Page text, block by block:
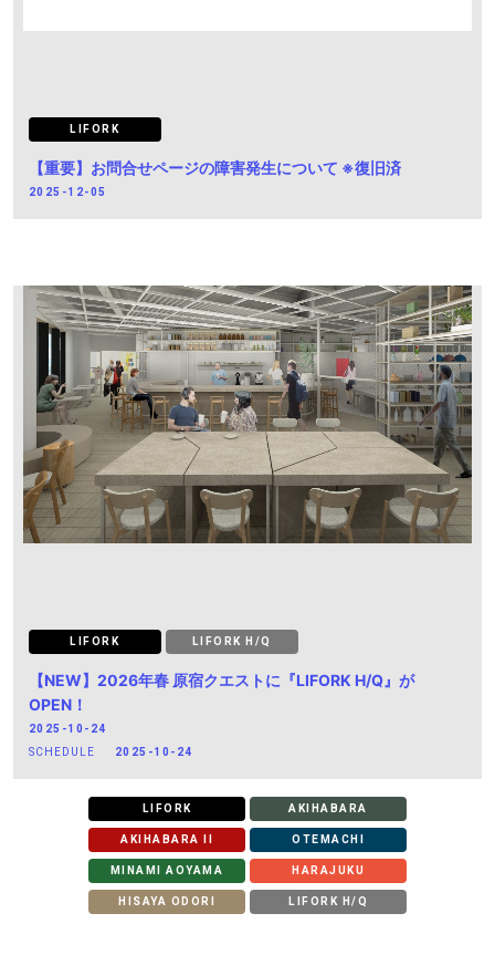
LIFORK
【重要】お問合せページの障害発生について ※復旧済
2025-12-05
LIFORK LIFORK H/Q
【NEW】2026年春 原宿クエストに『LIFORK H/Q』が
OPEN！
2025-10-24
SCHEDULE
2025-10-24
LIFORK
AKIHABARA
AKIHABARA II
OTEMACHI
MINAMI AOYAMA
HARAJUKU
HISAYA ODORI
LIFORK H/Q